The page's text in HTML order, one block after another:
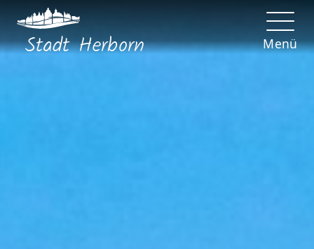
StadtHerborn Menü